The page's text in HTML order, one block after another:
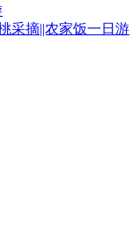
采摘||农家饭一日游